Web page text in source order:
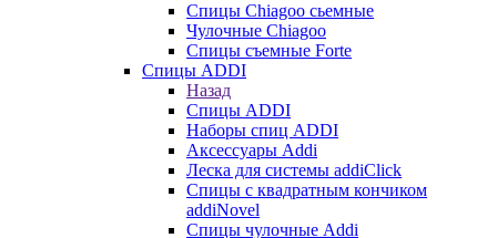
Спицы Chiagoo сьемные
Чулочные Chiagoo
Спицы съемные Forte
Спицы ADDI
Назад
Спицы ADDI
Наборы спиц ADDI
Аксессуары Addi
Леска для системы addiClick
Спицы с квадратным кончиком
addiNovel
Спицы чулочные Addi